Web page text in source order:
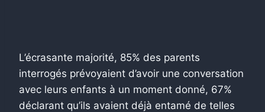
L’écrasante majorité, 85% des parents
interrogés prévoyaient d’avoir une conversation
avec leurs enfants à un moment donné, 67%
déclarant qu’ils avaient déjà entamé de telles